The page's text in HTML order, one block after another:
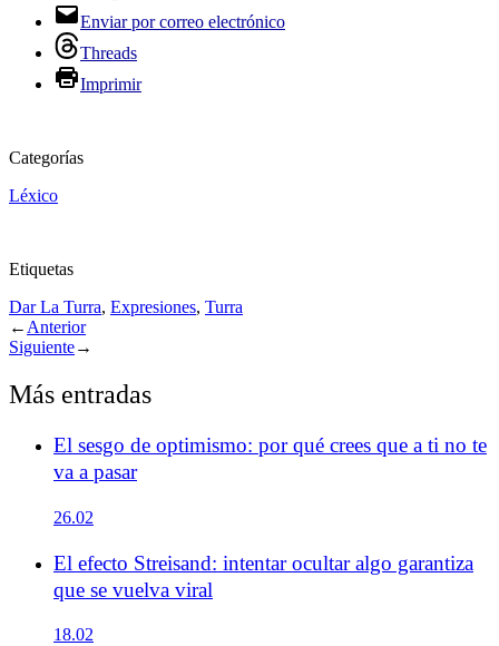
Enviar por correo electrónico
Threads
Imprimir
Categorías
Léxico
Etiquetas
Dar La Turra, Expresiones, Turra
←Anterior
Siguiente→
Más entradas
El sesgo de optimismo: por qué crees que a ti no te
va a pasar
26.02
El efecto Streisand: intentar ocultar algo garantiza
que se vuelva viral
18.02